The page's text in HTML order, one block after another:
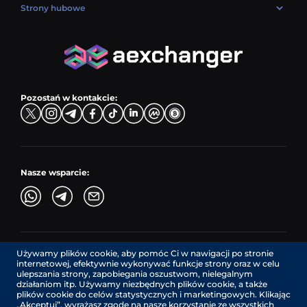
Wymień USDC (USDC)
PLN → ETH
LTC → EUR
ADA → EUR
USD → BTC
CZK → BNB (BSC)
DKK → DOGE
TRY → TON
Strony hubowe
Pary kupna
Pary wymiany
Pozostań w kontakcie:
Nasze wsparcie:
AEXchanger.com jest interfejsem technologicznym. Usługi
wymiany są świadczone przez autoryzowanych dostawców
zewnętrznych.
Usługi w Kanadzie są świadczone przez REMITTIX GLOBAL
CORPORATION, spółkę zarejestrowaną w Kanadzie (numer
Używamy plików cookie, aby pomóc Ci w nawigacji po stronie
internetowej, efektywnie wykonywać funkcje strony oraz w celu
ulepszania strony, zapobiegania oszustwom, nielegalnym
działaniom itp. Używamy niezbędnych plików cookie, a także
plików cookie do celów statystycznych i marketingowych. Klikając
„Akceptuj”, wyrażasz zgodę na nasze korzystanie ze wszystkich